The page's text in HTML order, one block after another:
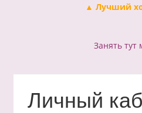
▲ Лучший
Занять тут
Личный